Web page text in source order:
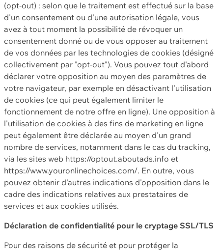
(opt-out) : selon que le traitement est effectué sur la base
d'un consentement ou d'une autorisation légale, vous
avez à tout moment la possibilité de révoquer un
consentement donné ou de vous opposer au traitement
de vos données par les technologies de cookies (désigné
collectivement par "opt-out"). Vous pouvez tout d'abord
déclarer votre opposition au moyen des paramètres de
votre navigateur, par exemple en désactivant l'utilisation
de cookies (ce qui peut également limiter le
fonctionnement de notre offre en ligne). Une opposition à
l'utilisation de cookies à des fins de marketing en ligne
peut également être déclarée au moyen d'un grand
nombre de services, notamment dans le cas du tracking,
via les sites web https://optout.aboutads.info et
https://www.youronlinechoices.com/. En outre, vous
pouvez obtenir d'autres indications d'opposition dans le
cadre des indications relatives aux prestataires de
services et aux cookies utilisés.
Déclaration de confidentialité pour le cryptage SSL/TLS
Pour des raisons de sécurité et pour protéger la